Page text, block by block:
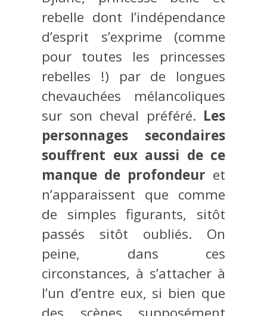
rebelle dont l’indépendance
d’esprit s’exprime (comme
pour toutes les princesses
rebelles !) par de longues
chevauchées mélancoliques
sur son cheval préféré. Les
personnages secondaires
souffrent eux aussi de ce
manque de profondeur et
n’apparaissent que comme
de simples figurants, sitôt
passés sitôt oubliés. On
peine, dans ces
circonstances, à s’attacher à
l’un d’entre eux, si bien que